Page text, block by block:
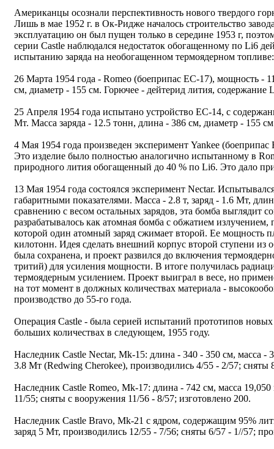
Американцы осознали перспективность нового твердого
Лишь в мае 1952 г. в Ок-Ридже началось строительство
эксплуатацию он был пущен только в середине 1953 г,
серии Castle наблюдался недостаток обогащенному по Li6
испытанию заряда на необогащенном термоядерном
26 Марта 1954 года - Romeo (боеприпас EC-17), мощность -
см, диаметр - 155 см. Горючее - дейтерид лития, содержание
25 Апреля 1954 года испытано устройство EC-14, с
Мт. Масса заряда - 12.5 тонн, длина - 386 см, диаметр - 155
4 Мая 1954 года произведен эксперимент Yankee
Это изделие было полностью аналогично испытанному в
природного лития обогащенный до 40 % по Li6. Это дало
13 Мая 1954 года состоялся эксперимент Nectar.
габаритными показателями. Масса - 2.8 т, заряд - 1.6 Мт,
сравнению с весом остальных зарядов, эта бомба выглядит
разрабатывалось как атомная бомба с обжатием
которой один атомный заряд сжимает второй. Ее мощность
килотонн. Идея сделать внешний корпус второй ступени из
была сохранена, и проект развился до включения
тритий) для усиления мощности. В итоге получилась
термоядерным усилением. Проект выиграл в весе, но
на тот момент в должных количествах материала -
производство до 55-го года.
Операция Castle - была серией испытаний прототипов новых
больших количествах в следующем, 1955 году.
Наследник Castle Nectar, Mk-15: длина - 340 - 350 см, масса -
3.8 Мт (Redwing Cherokee), производились 4/55 - 2/57; сняты
Наследник Castle Romeo, Mk-17: длина - 742 см, масса 19,050
11/55; сняты с вооружения 11/56 - 8/57; изготовлено 200.
Наследник Castle Bravo, Mk-21 с ядром, содержащим 95%
заряд 5 Мт, производились 12/55 - 7/56; сняты 6/57 - 1//57;